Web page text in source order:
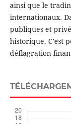
ainsi que le
internationaux.
publiques et
historique. C'est
déflagration